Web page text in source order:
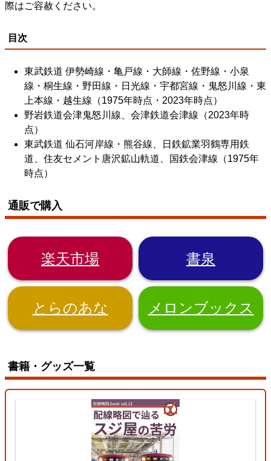
際はご容赦ください。
目次
東武鉄道 伊勢崎線・亀戸線・大師線・佐野線・小泉
線・桐生線・野田線・日光線・宇都宮線・鬼怒川線・東
上本線・越生線（1975年時点・2023年時点）
野岩鉄道会津鬼怒川線、会津鉄道会津線（2023年時
点）
東武鉄道 仙石河岸線・熊谷線、日鉄鉱業羽鶴専用鉄
道、住友セメント唐沢鉱山軌道、国鉄会津線（1975年
時点）
通販で購入
楽天市場 書泉
とらのあな メロンブックス
書籍・グッズ一覧